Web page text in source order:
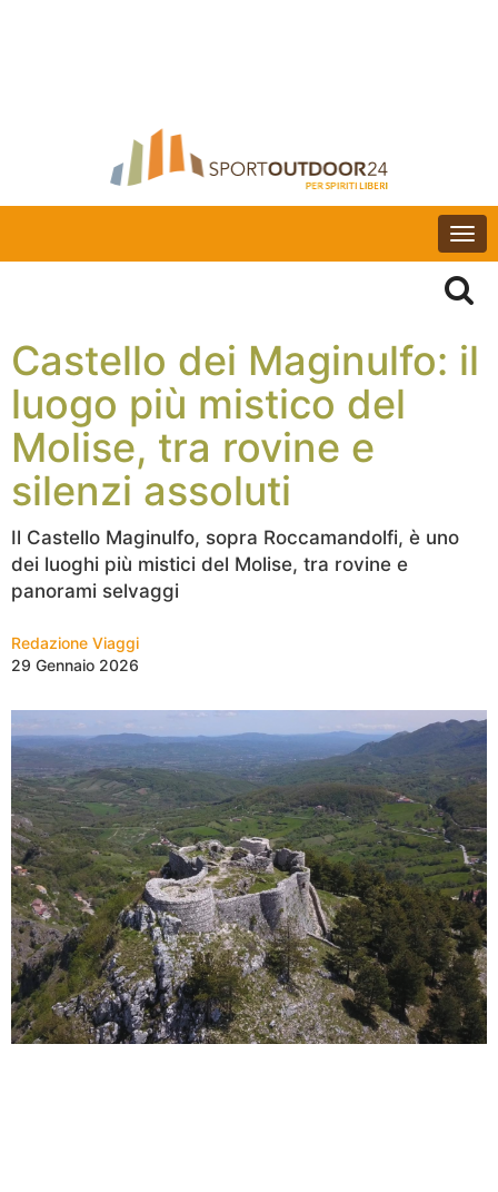
Castello dei Maginulfo: il
luogo più mistico del
Molise, tra rovine e
silenzi assoluti
Il Castello Maginulfo, sopra Roccamandolfi, è uno
dei luoghi più mistici del Molise, tra rovine e
panorami selvaggi
Redazione Viaggi
29 Gennaio 2026